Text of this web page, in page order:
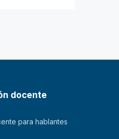
docente
para hablantes